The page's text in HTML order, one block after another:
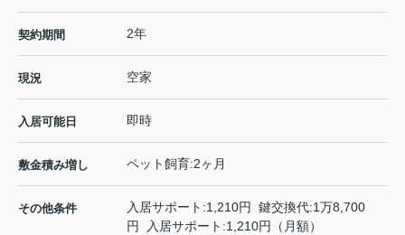
契約期間 2年
現況 空家
入居可能日 即時
敷金積み増し ペット飼育:2ヶ月
その他条件
入居サポート:1,210円 鍵交換代:1万8,700
円 入居サポート:1,210円（月額）